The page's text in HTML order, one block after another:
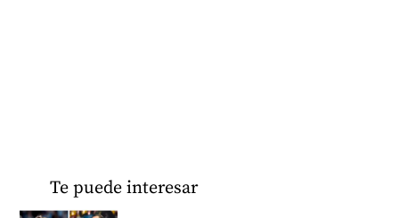
Te puede interesar